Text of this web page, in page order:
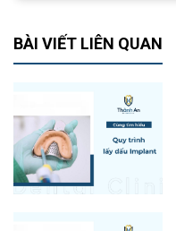
BÀI VIẾT LIÊN QUAN